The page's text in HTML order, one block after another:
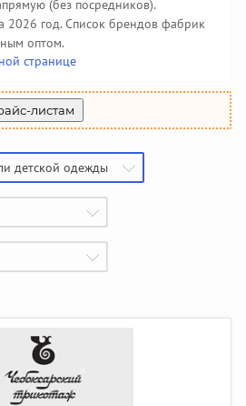
6
9
ремней, подтяжек
(без посредников).
2026 год. Список брендов фабрик
оптом.
странице
листам
детской одежды